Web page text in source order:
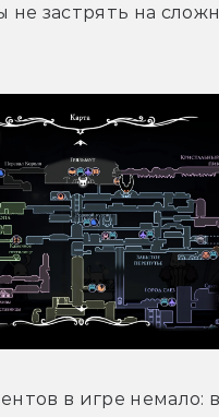
не застрять на
в игре немало: в